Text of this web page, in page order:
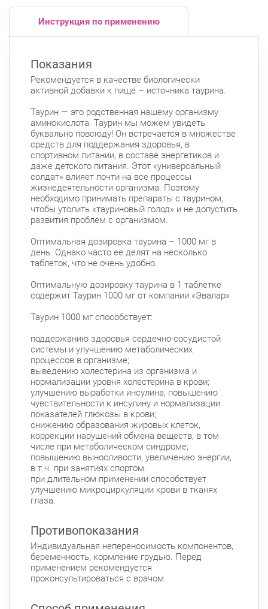
Инструкция по применению
Показания
Рекомендуется в качестве биологически
активной добавки к пище – источника таурина.
Таурин — это родственная нашему организму
аминокислота. Таурин мы можем увидеть
буквально повсюду! Он встречается в множестве
средств для поддержания здоровья, в
спортивном питании, в составе энергетиков и
даже детского питания. Этот «универсальный
солдат» влияет почти на все процессы
жизнедеятельности организма. Поэтому
необходимо принимать препараты с таурином,
чтобы утолить «тауриновый голод» и не допустить
развития проблем с организмом.
Оптимальная дозировка таурина – 1000 мг в
день. Однако часто ее делят на несколько
таблеток, что не очень удобно.
Оптимальную дозировку таурина в 1 таблетке
содержит Таурин 1000 мг от компании «Эвалар»
Таурин 1000 мг способствует:
поддержанию здоровья сердечно-сосудистой
системы и улучшению метаболических
процессов в организме;
выведению холестерина из организма и
нормализации уровня холестерина в крови;
улучшению выработки инсулина, повышению
чувствительности к инсулину и нормализации
показателей глюкозы в крови;
снижению образования жировых клеток,
коррекции нарушений обмена веществ, в том
числе при метаболическом синдроме;
повышению выносливости, увеличению энергии,
в т.ч. при занятиях спортом.
при длительном применении способствует
улучшению микроциркуляции крови в тканях
глаза.
Противопоказания
Индивидуальная непереносимость компонентов,
беременность, кормление грудью. Перед
применением рекомендуется
проконсультироваться с врачом.